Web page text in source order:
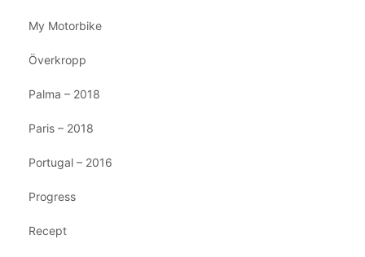
My Motorbike
Överkropp
Palma – 2018
Paris – 2018
Portugal – 2016
Progress
Recept